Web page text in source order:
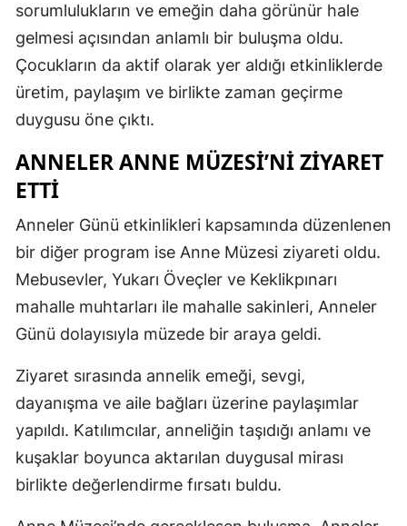
sorumlulukların ve emeğin daha görünür hale
gelmesi açısından anlamlı bir buluşma oldu.
Çocukların da aktif olarak yer aldığı etkinliklerde
üretim, paylaşım ve birlikte zaman geçirme
duygusu öne çıktı.
ANNELER ANNE MÜZESI’NI ZIYARET
ETTI
Anneler Günü etkinlikleri kapsamında düzenlenen
bir diğer program ise Anne Müzesi ziyareti oldu.
Mebusevler, Yukarı Öveçler ve Keklikpınarı
mahalle muhtarları ile mahalle sakinleri, Anneler
Günü dolayısıyla müzede bir araya geldi.
Ziyaret sırasında annelik emeği, sevgi,
dayanışma ve aile bağları üzerine paylaşımlar
yapıldı. Katılımcılar, anneliğin taşıdığı anlamı ve
kuşaklar boyunca aktarılan duygusal mirası
birlikte değerlendirme fırsatı buldu.